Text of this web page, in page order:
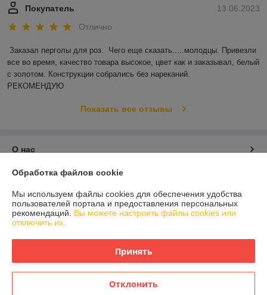
13.06.2023
Покупатель
Отлично
Заказал перголы для роз.  Чего еще сказать.....молодцы. Привезли
все во время, качество товара высокое, цвет как и заказывал, белый
с золотом. Конструкции собрались без нареканий.
РЕКОМЕНДУЮ
Показать все отзывы
О нас
Контакты
Доставка и оплата
Полная версия сайта
Политика обработки cookies
Обработка файлов cookie
Мы используем файлы cookies для обеспечения удобства
пользователей портала и предоставления персональных
рекомендаций. Вы можете настроить файлы cookies или
отключить их.
Принять
Отклонить